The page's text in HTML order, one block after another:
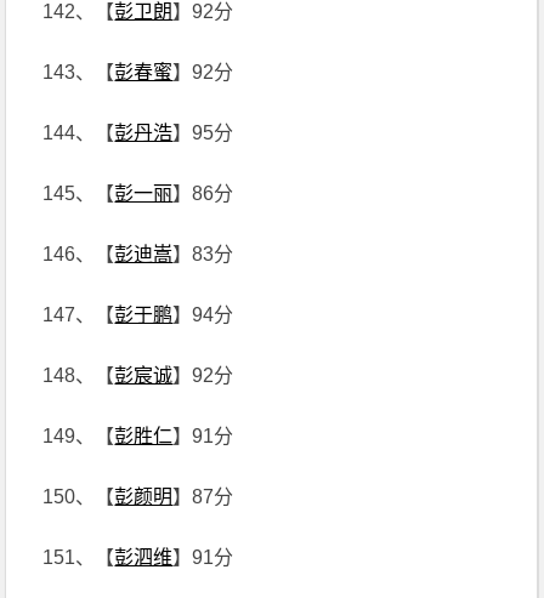
142、【彭卫朗】92分
143、【彭春蜜】92分
144、【彭丹浩】95分
145、【彭一丽】86分
146、【彭迪嵩】83分
147、【彭于鹏】94分
148、【彭宸诚】92分
149、【彭胜仁】91分
150、【彭颜明】87分
151、【彭泗维】91分